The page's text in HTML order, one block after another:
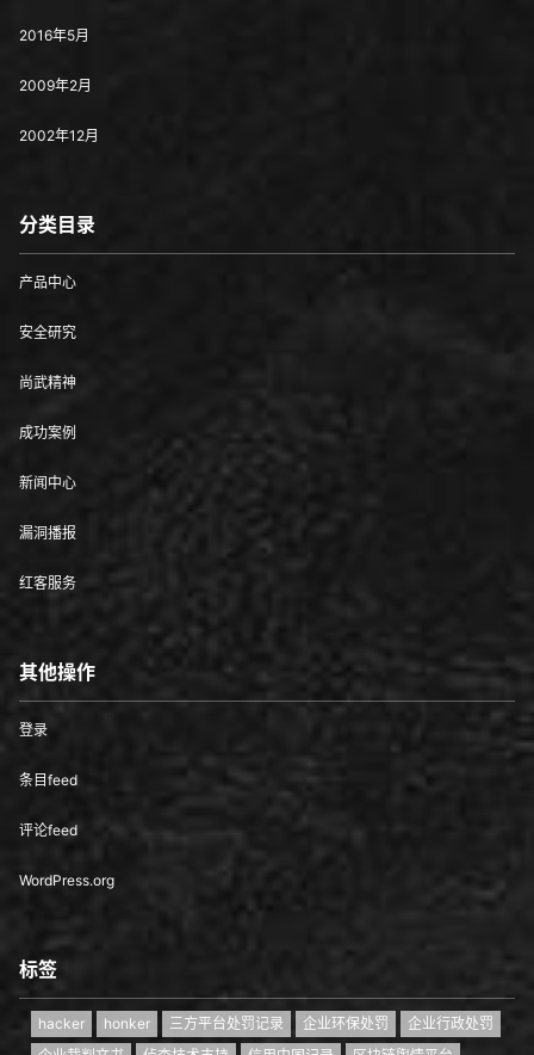
2016年5月
2009年2月
2002年12月
分类目录
产品中心
安全研究
尚武精神
成功案例
新闻中心
漏洞播报
红客服务
其他操作
登录
条目feed
评论feed
WordPress.org
标签
hacker honker 三方平台处罚记录 企业环保处罚
企业行政处罚